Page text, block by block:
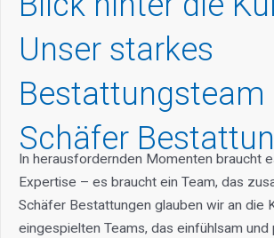
Unser starkes
Bestattungsteam
Schäfer
In herausfordernden Momenten braucht
Expertise – es braucht ein Team, das
Schäfer Bestattungen glauben wir an die
eingespielten Teams, das einfühlsam und